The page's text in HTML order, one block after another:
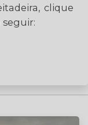
clique
seguir: